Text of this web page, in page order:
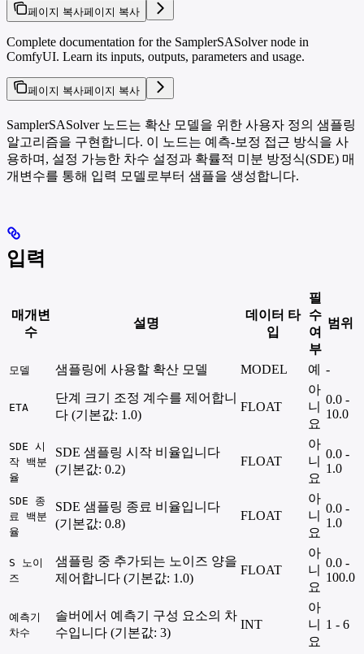
페이지 복사페이지 복사
Complete documentation for the SamplerSASolver node in
ComfyUI. Learn its inputs, outputs, parameters and usage.
페이지 복사페이지 복사
SamplerSASolver 노드는 확산 모델을 위한 사용자 정의 샘플링
알고리즘을 구현합니다. 이 노드는 예측-보정 접근 방식을 사
용하며, 설정 가능한 차수 설정과 확률적 미분 방정식(SDE) 매
개변수를 통해 입력 모델로부터 샘플을 생성합니다.
입력
매개변
수
설명
데이터 타
입
필
수
여
부
범위
모델 샘플링에 사용할 확산 모델 MODEL 예 -
ETA
단계 크기 조정 계수를 제어합니
다 (기본값: 1.0)
FLOAT
아
니
요
0.0 -
10.0
SDE 시
작 백분
율
SDE 샘플링 시작 비율입니다
(기본값: 0.2)
FLOAT
아
니
요
0.0 -
1.0
SDE 종
료 백분
율
SDE 샘플링 종료 비율입니다
(기본값: 0.8)
FLOAT
아
니
요
0.0 -
1.0
S 노이
즈
샘플링 중 추가되는 노이즈 양을
제어합니다 (기본값: 1.0)
FLOAT
아
니
요
0.0 -
100.0
예측기
차수
솔버에서 예측기 구성 요소의 차
수입니다 (기본값: 3)
INT
아
니
요
1 - 6